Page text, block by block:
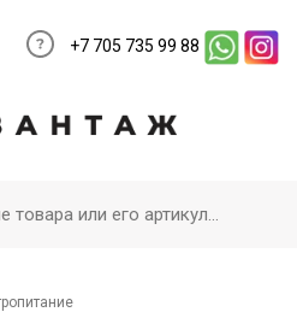
+7 705 735 99 88